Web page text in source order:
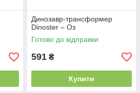
Динозавр-трансформер
Dinoster – Оз
Готово до відправки
591 ₴
Купити